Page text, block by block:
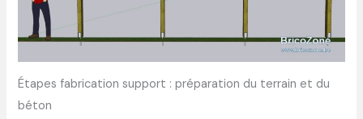
Étapes fabrication support : préparation du terrain et du
béton